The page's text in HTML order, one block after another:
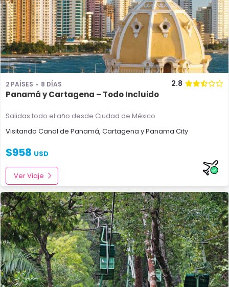
2 PAÍSES 8 DÍAS 2.8
Panamá y Cartagena – Todo Incluido
Salidas todo el año desde Ciudad de México
Visitando Canal de Panamá, Cartagena yPanama City
$958 USD
Ver Viaje